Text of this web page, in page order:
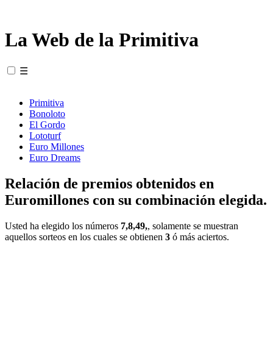
La Web de la Primitiva
☰
Primitiva
Bonoloto
El Gordo
Lototurf
Euro Millones
Euro Dreams
Relación de premios obtenidos en
Euromillones con su combinación elegida.
Usted ha elegido los números 7,8,49,, solamente se muestran
aquellos sorteos en los cuales se obtienen 3 ó más aciertos.